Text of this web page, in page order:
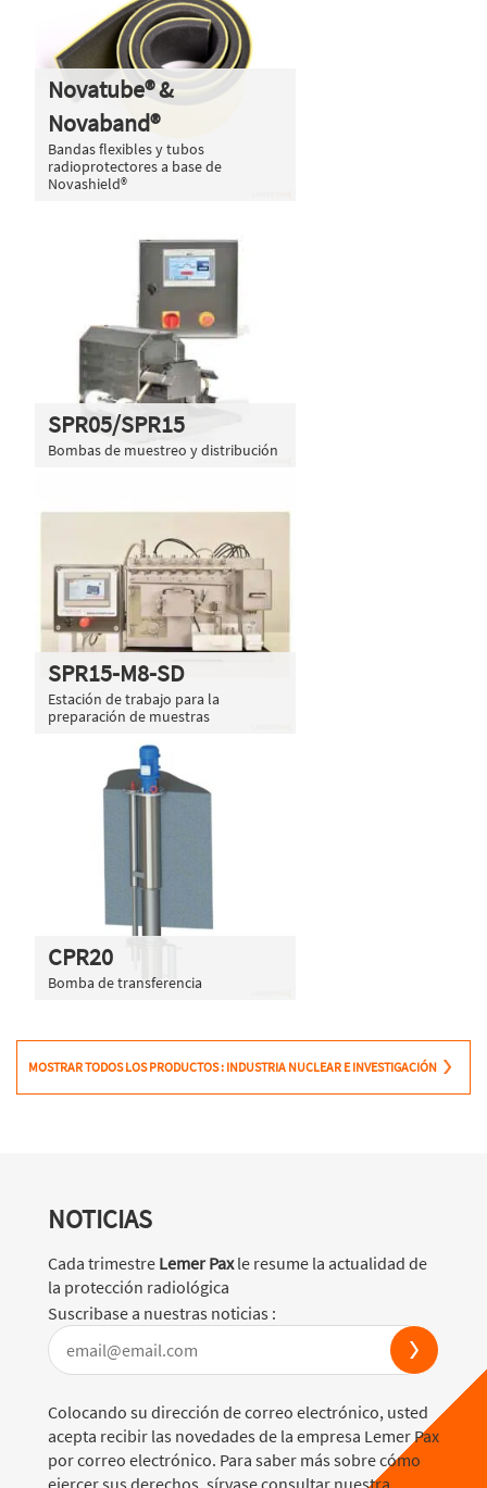
Novatube® &
Novaband®
Bandas flexibles y tubos
radioprotectores a base de
Novashield®
SPR05/SPR15
Bombas de muestreo y distribución
SPR15-M8-SD
Estación de trabajo para la
preparación de muestras
CPR20
Bomba de transferencia
MOSTRAR TODOS LOS PRODUCTOS : INDUSTRIA NUCLEAR E INVESTIGACIÓN
NOTICIAS
Cada trimestre Lemer Paxle resume la actualidad de
la protección radiológica
Suscribase a nuestras noticias :
Colocando su dirección de correo electrónico, usted
acepta recibir las novedades de la empresa Lemer Pax
por correo electrónico. Para saber más sobre cómo
ejercer sus derechos, sírvase consultar nuestra